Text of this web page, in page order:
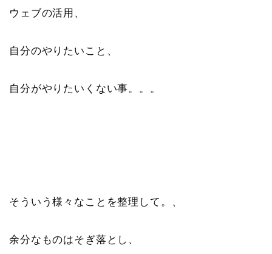
ウェブの活用、
自分のやりたいこと、
自分がやりたいくない事。。。
そういう様々なことを整理して。、
余分なものはそぎ落とし、